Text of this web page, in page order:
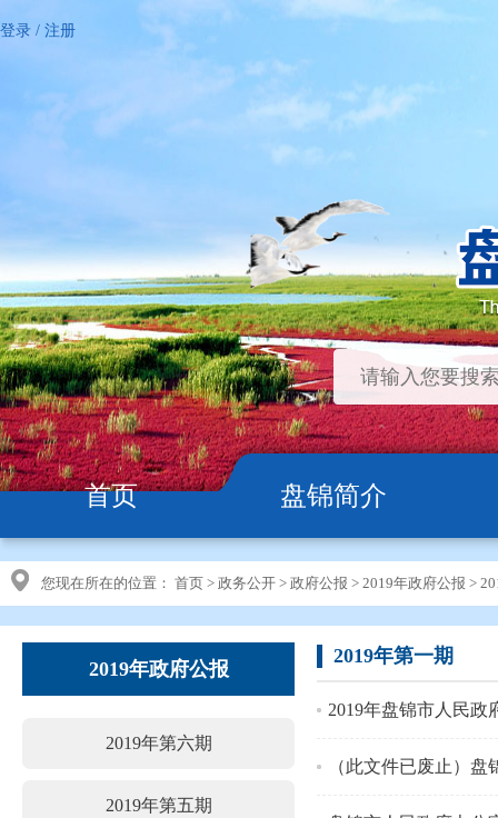
登录 / 注册
首页 盘锦简介
您现在所在的位置： 首页 > 政务公开 > 政府公报 > 2019年政府公报 >
2019年政府公报
2019年第六期
2019年第五期
2019年第一期
2019年盘锦市人民政
（此文件已废止）